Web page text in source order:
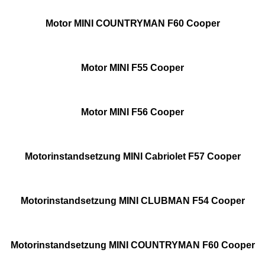
Motor MINI COUNTRYMAN F60 Cooper
Motor MINI F55 Cooper
Motor MINI F56 Cooper
Motorinstandsetzung MINI Cabriolet F57 Cooper
Motorinstandsetzung MINI CLUBMAN F54 Cooper
Motorinstandsetzung MINI COUNTRYMAN F60 Cooper